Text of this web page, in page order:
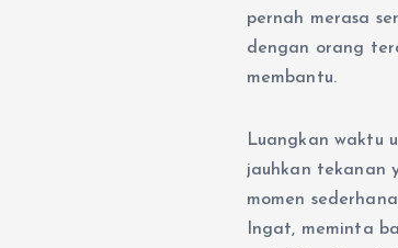
pernah merasa
dengan orang
membantu.
Luangkan waktu
jauhkan tekanan
momen
Ingat, meminta